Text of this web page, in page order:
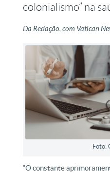
colonialismo” na
Da Redação, com Vatican
Foto:
“O constante